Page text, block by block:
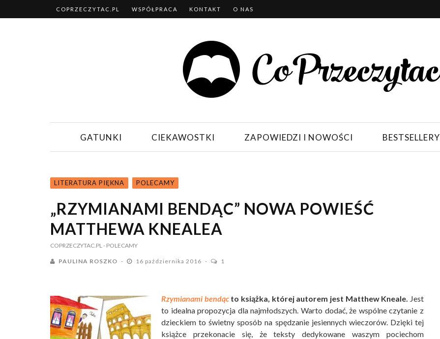
COPRZECZYTAC.PL WSPÓŁPRACA KONTAKT O NAS
GATUNKI CIEKAWOSTKI ZAPOWIEDZI I NOWOŚCI BESTSELLERY
LITERATURA PIĘKNA POLECAMY
„RZYMIANAMI BENDĄC” NOWA POWIEŚĆ
MATTHEWA KNEALEA
COPRZECZYTAC.PL- POLECAMY
PAULINA ROSZKO 16 października 2016 1
Rzymianami bendącto książka, której autorem jest Matthew Kneale. Jest
to idealna propozycja dla najmłodszych. Warto dodać, że wspólne czytanie z
dzieckiem to świetny sposób na spędzanie jesiennych wieczorów. Dzięki tej
książce przekonacie się, że teksty dedykowane waszym pociechom